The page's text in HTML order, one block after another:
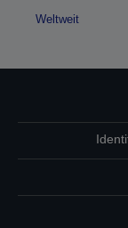
Weltweit